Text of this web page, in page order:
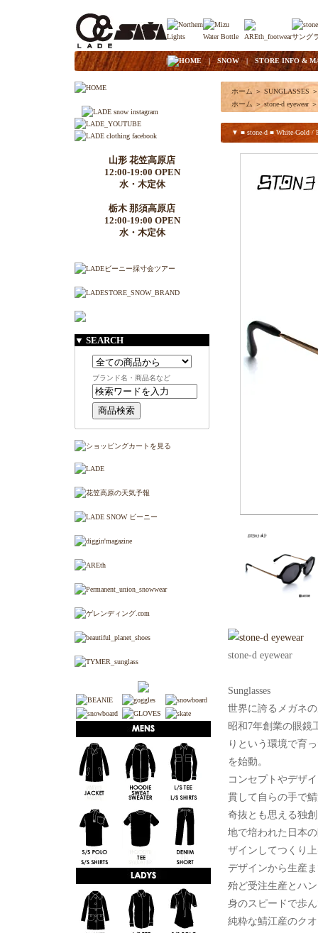
| HOME|SNOW| STORE INFO &
山形 花笠高原店
12:00-19:00 OPEN
水・木定休
栃木 那須高原店
12:00-19:00 OPEN
水・木定休
▼ SEARCH
ブランド名・商品名など
ホーム ＞ SUNGLASSES ＞
ホーム ＞ stone-d eyewear ＞
▼ ■ stone-d ■ White-Gold /
stone-d eyewear
Sunglasses
世界に誇るメガネ
昭和7年創業の眼鏡
りという環境で育
を始動。
コンセプトやデザ
貫して自らの手で
奇抜とも思える独
地で培われた日本
ザインしてつくり
デザインから生産
殆ど受注生産とハ
身のスピードで歩
純粋な鯖江産のク